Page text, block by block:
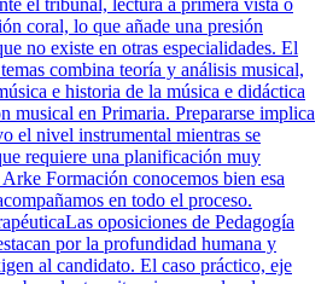
el tribunal, lectura a primera vista o
coral, lo que añade una presión
no existe en otras especialidades. El
combina teoría y análisis musical,
e historia de la música e didáctica
musical en Primaria. Prepararse implica
el nivel instrumental mientras se
requiere una planificación muy
Formación conocemos bien esa
en todo el proceso.
Las oposiciones de Pedagogía
por la profundidad humana y
al candidato. El caso práctico, eje